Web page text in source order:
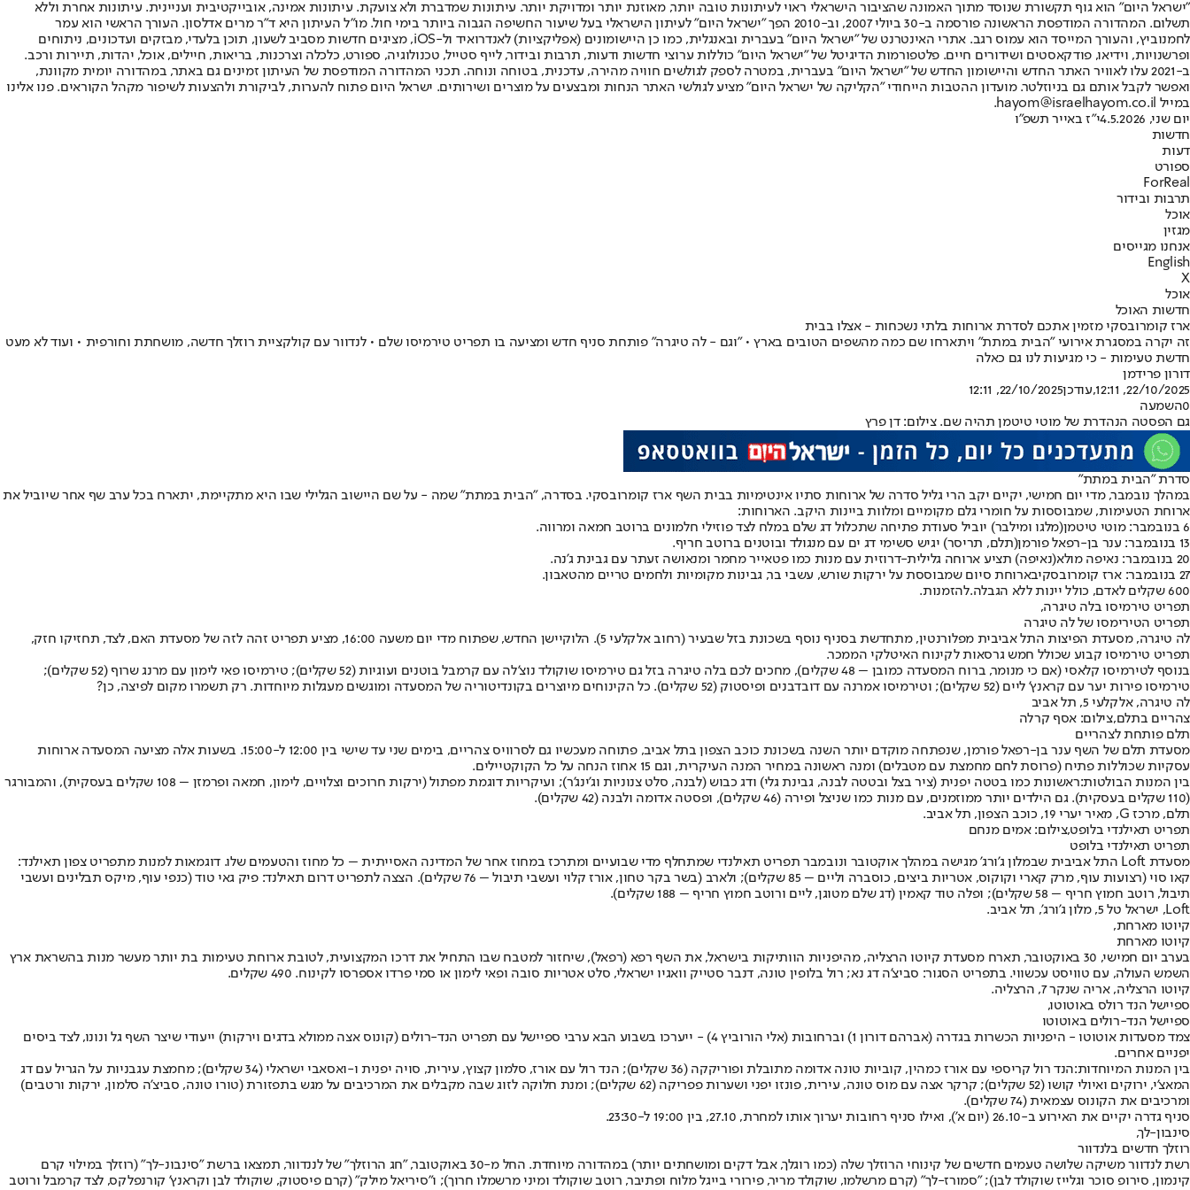
"ישראל היום" הוא גוף תקשורת שנוסד מתוך האמונה שהציבור הישראלי ראוי לעיתונות טובה יותר, מאוזנת יותר ומדויקת יותר. עיתונות שמדברת ולא צועקת. עיתונות אמינה, אובייקטיבית ועניינית. עיתונות אחרת וללא
תשלום. המהדורה המודפסת הראשונה פורסמה ב-30 ביולי 2007, וב-2010 הפך "ישראל היום" לעיתון הישראלי בעל שיעור החשיפה הגבוה ביותר בימי חול. מו"ל העיתון היא ד"ר מרים אדלסון. העורך הראשי הוא עמר
לחמנוביץ, והעורך המייסד הוא עמוס רגב. אתרי האינטרנט של "ישראל היום" בעברית ובאנגלית, כמו כן היישומונים (אפליקציות) לאנדרואיד ול-iOS, מציגים חדשות מסביב לשעון, תוכן בלעדי, מבזקים ועדכונים, ניתוחים
ופרשנויות, וידיאו, פודקאסטים ושידורים חיים. פלטפורמות הדיגיטל של "ישראל היום" כוללות ערוצי חדשות ודעות, תרבות ובידור, לייף סטייל, טכנולוגיה, ספורט, כלכלה וצרכנות, בריאות, חיילים, אוכל, יהדות, תיירות ורכב.
ב-2021 עלו לאוויר האתר החדש והיישומון החדש של "ישראל היום" בעברית, במטרה לספק לגולשים חוויה מהירה, עדכנית, בטוחה ונוחה. תכני המהדורה המודפסת של העיתון זמינים גם באתר, במהדורה יומית מקוונת,
ואפשר לקבל אותם גם בניוזלטר. מועדון ההטבות הייחודי "הקליקה של ישראל היום" מציע לגולשי האתר הנחות ומבצעים על מוצרים ושירותים. ישראל היום פתוח להערות, לביקורת ולהצעות לשיפור מקהל הקוראים. פנו אלינו
במייל hayom@israelhayom.co.il.
יום שני, 4.5.2026
י"ז באייר תשפ"ו
חדשות
דעות
ספורט
ForReal
תרבות ובידור
אוכל
מגזין
אנחנו מגייסים
English
X
אוכל
חדשות האוכל
ארז קומרובסקי מזמין אתכם לסדרת ארוחות בלתי נשכחות - אצלו בבית
זה יקרה במסגרת אירועי "הבית במתת" ויתארחו שם כמה מהשפים הטובים בארץ • "וגם - לה טיגרה" פותחת סניף חדש ומציעה בו תפריט טירמיסו שלם • לנדוור עם קולקציית רוזלך חדשה, מושחתת וחורפית • ועוד לא מעט
חדשת טעימות - כי מגיעות לנו גם כאלה
דורון פרידמן
22/10/2025, 12:11
,עודכן22/10/2025, 12:11
0השמעה
גם הפסטה הנהדרת של מוטי טיטמן תהיה שם. צילום: דן פרץ
סדרת "הבית במתת"
במהלך נובמבר, מדי יום חמישי, יקיים יקב הרי גליל סדרה של ארוחות סתיו אינטימיות בבית השף ארז קומרובסקי. בסדרה, "הבית במתת" שמה - על שם היישוב הגלילי שבו היא מתקיימת, יתארח בכל ערב שף אחר שיוביל את
ארוחת הטעימות, שמבוססות על חומרי גלם מקומיים ומלוות ביינות היקב. הארוחות:
6 בנובמבר: מוטי טיטמן
(מלגו ומילבר) יוביל סעודת פתיחה שתכלול דג שלם במלח לצד פוזילי חלמונים ברוטב חמאה ומרווה.
13 בנובמבר: ענר בן-רפאל פורמן
(תלם, תריסר) יגיש סשימי דג ים עם מנגולד ובוטנים ברוטב חריף.
20 בנובמבר: נאיפה מולא
(נאיפה) תציע ארוחה גלילית-דרוזית עם מנות כמו פטאייר מחמר ומנאושה זעתר עם גבינת ג'נה.
27 בנובמבר: ארז קומרובסקי
בארוחת סיום שמבוססת על ירקות שורש, עשבי בר, גבינות מקומיות ולחמים טריים מהטאבון.
600 שקלים לאדם, כולל יינות ללא הגבלה.
להזמנות.
תפריט טירמיסו בלה טיגרה,
תפריט הטירימסו של לה טיגרה
לה טיגרה, מסעדת הפיצות התל אביבית מפלורנטין, מתחדשת בסניף נוסף בשכונת בזל שבעיר (רחוב אלקלעי 5). הלוקיישן החדש, שפתוח מדי יום משעה 16:00, מציע תפריט זהה לזה של מסעדת האם, לצד, תחזיקו חזק,
תפריט טירמיסו קבוע שכולל חמש גרסאות לקינוח האיטלקי הממכר.
בנוסף לטירמיסו קלאסי (אם כי מנומר, ברוח המסעדה כמובן – 48 שקלים), מחכים לכם בלה טיגרה בזל גם טירמיסו שוקולד נוצ'לה עם קרמבל בוטנים ועוגיות (52 שקלים); טירמיסו פאי לימון עם מרנג שרוף (52 שקלים);
טירמיסו פירות יער עם קראנץ' ליים (52 שקלים); וטירמיסו אמרנה עם דובדבנים ופיסטוק (52 שקלים). כל הקינוחים מיוצרים בקונדיטוריה של המסעדה ומוגשים מעגלות מיוחדות. רק תשמרו מקום לפיצה, כן?
לה טיגרה, אלקלעי 5, תל אביב
צהריים בתלם,צילום: אסף קרלה
תלם פותחת לצהריים
מסעדת תלם של השף ענר בן-רפאל פורמן, שנפתחה מוקדם יותר השנה בשכונת כוכב הצפון בתל אביב, פתוחה מעכשיו גם לסרוויס צהריים, בימים שני עד שישי בין 12:00 ל-15:00. בשעות אלה מציעה המסעדה ארוחות
עסקיות שכוללות פתיח (פרוסת לחם מחמצת עם מטבלים) ומנה ראשונה במחיר המנה העיקרית, וגם 15 אחוז הנחה על כל הקוקטיילים.
בין המנות הבולטות:
ראשונות כמו בטטה יפנית (ציר בצל ובטטה לבנה, גבינת גלי) ודג כבוש (לבנה, סלט צנוניות וג'ינג'ר); ועיקריות דוגמת מפתול (ירקות חרוכים וצלויים, לימון, חמאה ופרמזן – 108 שקלים בעסקית), והמבורגר
(110 שקלים בעסקית). גם הילדים יותר ממוזמנים, עם מנות כמו שניצל ופירה (46 שקלים), ופסטה אדומה ולבנה (42 שקלים).
תלם, מרכז G, מאיר יערי 19, כוכב הצפון, תל אביב.
תפריט תאילנדי בלופט,צילום: אמים מנחם
תפריט תאילנדי בלופט
מסעדת Loft התל אביבית שבמלון ג'ורג' מגישה במהלך אוקטובר ונובמבר תפריט תאילנדי שמתחלף מדי שבועיים ומתרכז במחוז אחר של המדינה האסייתית – כל מחוז והטעמים שלו. דוגמאות למנות מתפריט צפון תאילנד:
קאו סוי (רצועות עוף, מרק קארי וקוקוס, אטריות ביצים, כוסברה וליים – 85 שקלים); ולארב (בשר בקר טחון, אורז קלוי ועשבי תיבול – 76 שקלים). הצצה לתפריט דרום תאילנד: פיק גאי טוד (כנפי עוף, מיקס תבלינים ועשבי
תיבול, רוטב חמוץ חריף – 58 שקלים); ופלה טוד קאמין (דג שלם מטוגן, ליים ורוטב חמוץ חריף – 188 שקלים).
Loft, ישראל טל 5, מלון ג'ורג', תל אביב.
קיוטו מארחת,
קיוטו מארחת
בערב יום חמישי, 30 באוקטובר, תארח מסעדת קיוטו הרצליה, מהיפניות הוותיקות בישראל, את השף רפא (רפאל), שיחזור למטבח שבו התחיל את דרכו המקצועית, לטובת ארוחת טעימות בת יותר מעשר מנות בהשראת ארץ
השמש העולה, עם טוויסט עכשווי. בתפריט הסגור: סביצ'ה דג נא; רול בלופין טונה, דנבר סטייק וואגיו ישראלי, סלט אטריות סובה ופאי לימון או סמי פרדו אספרסו לקינוח. 490 שקלים.
קיוטו הרצליה, אריה שנקר 7, הרצליה.
ספיישל הנד רולס באוטוטו,
ספיישל הנד-רולים באוטוטו
צמד מסעדות אוטוטו - היפניות הכשרות בגדרה (אברהם דורון 1) וברחובות (אלי הורוביץ 4) - ייערכו בשבוע הבא ערבי ספיישל עם תפריט הנד-רולים (קונוס אצה ממולא בדגים וירקות) ייעודי שיצר השף גל ונונו, לצד ביסים
יפניים אחרים.
בין המנות המיוחדות:
הנד רול קריספי עם אורז כמהין, קוביות טונה אדומה מתובלת ופוריקקה (36 שקלים); הנד רול עם אורז, סלמון קצוץ, עירית, סויה יפנית ו-ואסאבי ישראלי (34 שקלים); מחמצת עגבניות על הגריל עם דג
המאצ'י, ירוקים ואיולי קושו (52 שקלים); קרקר אצה עם מוס טונה, עירית, פונזו יפני ושערות פפריקה (62 שקלים); ומנת חלוקה לזוג שבה מקבלים את המרכיבים על מגש בתפזורת (טורו טונה, סביצ'ה סלמון, ירקות ורטבים)
ומרכיבים את הקונוס עצמאית (74 שקלים).
סניף גדרה יקיים את האירוע ב-26.10 (יום א'), ואילו סניף רחובות יערוך אותו למחרת, 27.10, בין 19:00 ל-23:30.
סינבון-לך,
רוזלך חדשים בלנדוור
רשת לנדוור משיקה שלושה טעמים חדשים של קינוחי הרוזלך שלה (כמו רוגלך, אבל דקים ומושחתים יותר) במהדורה מיוחדת. החל מ-30 באוקטובר, "חג הרוזלך" של לננדוור, תמצאו ברשת "סינבונ-לך" (רוזלך במילוי קרם
קינמון, סירופ סוכר וגלייז שוקולד לבן); "סמורז-לך" (קרם מרשלמו, שוקולד מריר, פירורי בייגל מלוח ופתיבר, רוטב שוקולד ומיני מרשמלו חרוך); ו"סיריאל מילק" (קרם פיסטוק, שוקולד לבן וקראנץ' קורנפלקס, לצד קרמבל ורוטב